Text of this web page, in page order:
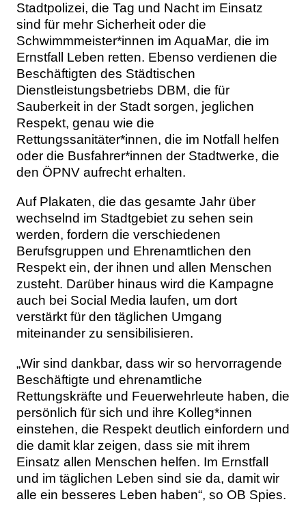
Stadtpolizei, die Tag und Nacht im Einsatz
sind für mehr Sicherheit oder die
Schwimmmeister*innen im AquaMar, die im
Ernstfall Leben retten. Ebenso verdienen die
Beschäftigten des Städtischen
Dienstleistungsbetriebs DBM, die für
Sauberkeit in der Stadt sorgen, jeglichen
Respekt, genau wie die
Rettungssanitäter*innen, die im Notfall helfen
oder die Busfahrer*innen der Stadtwerke, die
den ÖPNV aufrecht erhalten.
Auf Plakaten, die das gesamte Jahr über
wechselnd im Stadtgebiet zu sehen sein
werden, fordern die verschiedenen
Berufsgruppen und Ehrenamtlichen den
Respekt ein, der ihnen und allen Menschen
zusteht. Darüber hinaus wird die Kampagne
auch bei Social Media laufen, um dort
verstärkt für den täglichen Umgang
miteinander zu sensibilisieren.
„Wir sind dankbar, dass wir so hervorragende
Beschäftigte und ehrenamtliche
Rettungskräfte und Feuerwehrleute haben, die
persönlich für sich und ihre Kolleg*innen
einstehen, die Respekt deutlich einfordern und
die damit klar zeigen, dass sie mit ihrem
Einsatz allen Menschen helfen. Im Ernstfall
und im täglichen Leben sind sie da, damit wir
alle ein besseres Leben haben“, so OB Spies.